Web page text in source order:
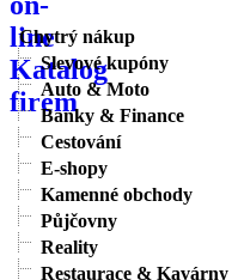
Chytrý nákup
Slevové kupóny
Auto & Moto
Banky & Finance
Cestování
E-shopy
Kamenné obchody
Půjčovny
Reality
Restaurace & Kavárny